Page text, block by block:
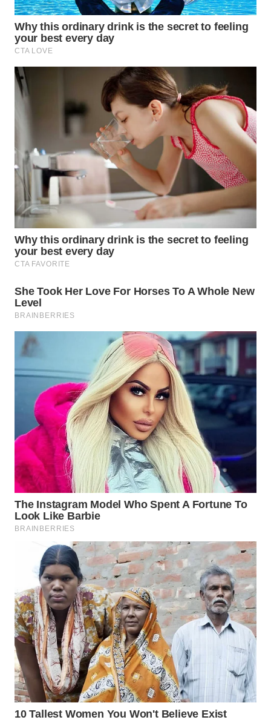
WN
PRIANGAN
TIMUR
WN
SEMARANG
WN
BOROBUDUR
WN
MADURA
WN
SURABAYA
WN
NATUNA
WN
BINTAN
WN
MANDALIKA
WN
LIKUPANG
WN
LABUANBAJO
WN
BORNEO
WAHANA
NEWS
WAHANA
TANI
WAHANA
ADVOKAT